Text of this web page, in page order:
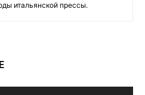
итальянской прессы.